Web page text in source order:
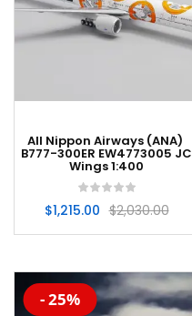
All Nippon Airways (ANA)
B777-300ER EW4773005 JC
Wings 1:400
$2,030.00
$1,215.00
-20%
- 25%